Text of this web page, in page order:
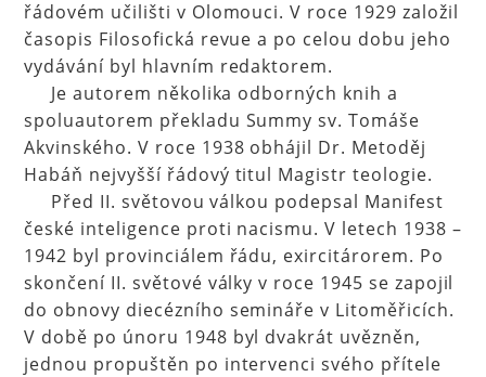
řádovém učilišti v Olomouci. V roce 1929 založil
časopis Filosofická revue a po celou dobu jeho
vydávání byl hlavním redaktorem.
Je autorem několika odborných knih a
spoluautorem překladu Summy sv. Tomáše
Akvinského. V roce 1938 obhájil Dr. Metoděj
Habáň nejvyšší řádový titul Magistr teologie.
Před II. světovou válkou podepsal Manifest
české inteligence proti nacismu. V letech 1938 –
1942 byl provinciálem řádu, exircitárorem. Po
skončení II. světové války v roce 1945 se zapojil
do obnovy diecézního semináře v Litoměřicích.
V době po únoru 1948 byl dvakrát uvězněn,
jednou propuštěn po intervenci svého přítele